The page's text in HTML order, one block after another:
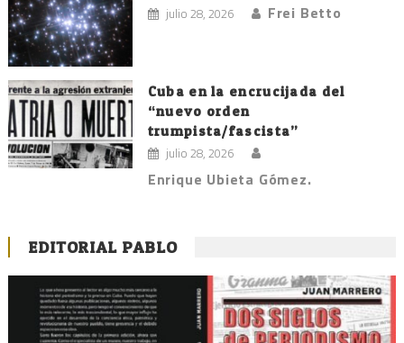
julio 28, 2026 Frei Betto
Cuba en la encrucijada del
“nuevo orden
trumpista/fascista”
julio 28, 2026
Enrique Ubieta Gómez.
EDITORIAL PABLO